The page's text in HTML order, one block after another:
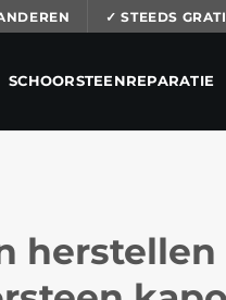
✓ STEEDS
SCHOORSTEENREPARATIE